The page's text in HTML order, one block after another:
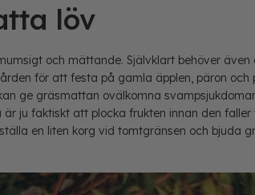
löv
och mättande. Självklart behöver
för att festa på gamla äpplen, päron och
ge gräsmattan ovälkomna
ju faktiskt att plocka frukten innan den
en liten korg vid tomtgränsen och bjuda